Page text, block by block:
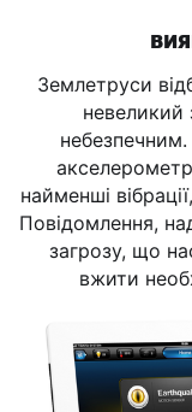
Землетруси
найменші
Повідомлення,
загрозу, що
вжити